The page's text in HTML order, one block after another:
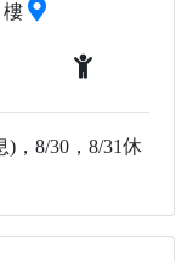
樓
，8/30，8/31休